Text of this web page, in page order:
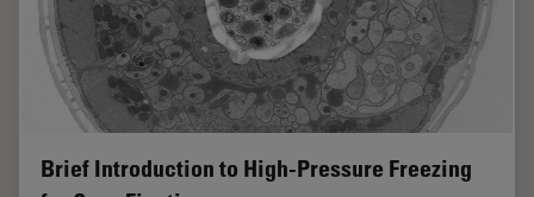
Brief Introduction to High-Pressure Freezing